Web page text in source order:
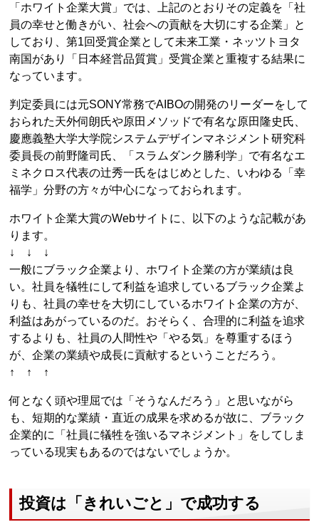
「ホワイト企業大賞」では、上記のとおりその定義を「社
員の幸せと働きがい、社会への貢献を大切にする企業」と
しており、第1回受賞企業として未来工業・ネッツトヨタ
南国があり「日本経営品質賞」受賞企業と重複する結果に
なっています。
判定委員には元SONY常務でAIBOの開発のリーダーをして
おられた天外伺朗氏や原田メソッドで有名な原田隆史氏、
慶應義塾大学大学院システムデザインマネジメント研究科
委員長の前野隆司氏、「スラムダンク勝利学」で有名なエ
ミネクロス代表の辻秀一氏をはじめとした、いわゆる「幸
福学」分野の方々が中心になっておられます。
ホワイト企業大賞のWebサイトに、以下のような記載があ
ります。
↓ ↓ ↓
一般にブラック企業より、ホワイト企業の方が業績は良
い。社員を犠牲にして利益を追求しているブラック企業よ
りも、社員の幸せを大切にしているホワイト企業の方が、
利益はあがっているのだ。おそらく、合理的に利益を追求
するよりも、社員の人間性や「やる気」を尊重するほう
が、企業の業績や成長に貢献するということだろう。
↑ ↑ ↑
何となく頭や理屈では「そうなんだろう」と思いながら
も、短期的な業績・直近の成果を求めるが故に、ブラック
企業的に「社員に犠牲を強いるマネジメント」をしてしま
っている現実もあるのではないでしょうか。
投資は「きれいごと」で成功する